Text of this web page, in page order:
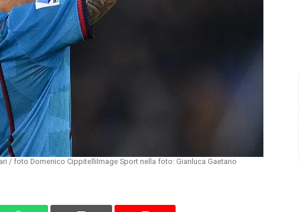
/ foto Domenico CippitelliImage Sport nella foto: Gianluca Gaetano